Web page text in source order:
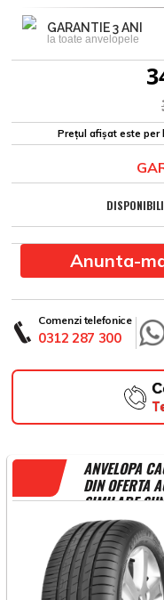
GARANTIE 3 ANI
la toate anvelopele
Prețul afișat este per
Anunta-
Comenzi telefonice
0312 287 300
ANVELOPA
DIN OFERTA
SIMILARE